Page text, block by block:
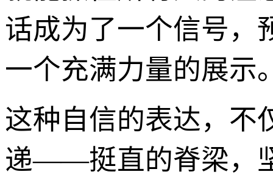
话成为了一个信号，
一个充满力量的展示
这种自信的表达，不
递——挺直的脊梁，